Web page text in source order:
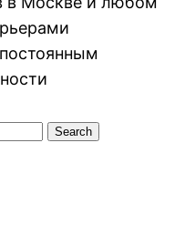
Search